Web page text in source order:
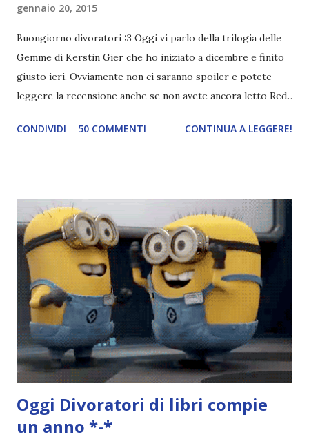
gennaio 20, 2015
Buongiorno divoratori :3 Oggi vi parlo della trilogia delle
Gemme di Kerstin Gier che ho iniziato a dicembre e finito
giusto ieri. Ovviamente non ci saranno spoiler e potete
leggere la recensione anche se non avete ancora letto Red.
Green sono state delle letture molto piacevoli ma non
potete capire le mie aspettative! Innanzitutto, se la Gier o
la ce avesse deciso di pubblicare la trilogia in un unico libro,
probabilmente lo avrei apprezzato molto di più. Red è
molto introduttivo, nel senso che in trecento pagine non
succede un bel niente. E non ha nemmeno un finale ._.
finisce esattamente nel bel mezzo della storia (anzi, quale
"mezzo" della storia? Questa storia ha praticamente solo
l'inizio!). Stessa cosa con Blue , stessa...
CONDIVIDI 50 COMMENTI CONTINUA A LEGGERE!
Oggi Divoratori di libri compie
un anno *-*